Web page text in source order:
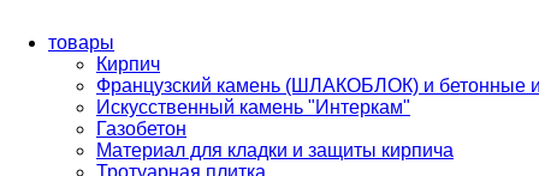
товары
Кирпич
Французский камень (ШЛАКОБЛОК) и бетонные
Искусственный камень "Интеркам"
Газобетон
Материал для кладки и защиты кирпича